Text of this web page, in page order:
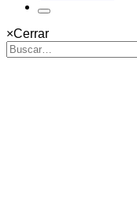
×Cerrar